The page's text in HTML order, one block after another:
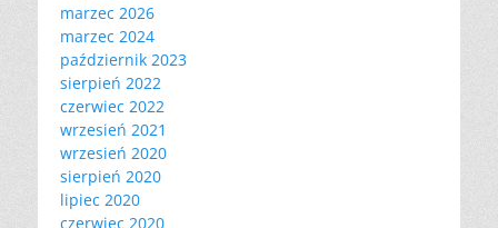
marzec 2026
marzec 2024
październik 2023
sierpień 2022
czerwiec 2022
wrzesień 2021
wrzesień 2020
sierpień 2020
lipiec 2020
czerwiec 2020